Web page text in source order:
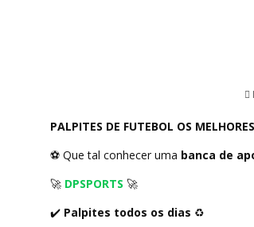
PALPITES DE FUTEBOL OS
⚽ Que tal conhecer uma banca de
🚀 DPSPORTS 🚀
✔️ Palpites todos os dias ♻️